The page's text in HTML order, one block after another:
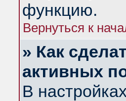
функцию.
Вернуться к
» Как
активных
В